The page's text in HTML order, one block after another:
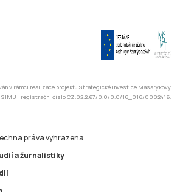
v rámci realizace projektu Strategické investice Masarykovy
registrační číslo CZ.02.2.67/0.0/0.0/16_016/0002416.
práva vyhrazena
a žurnalistiky